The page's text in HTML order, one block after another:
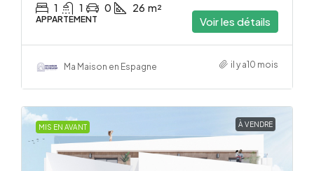
1 1 0 26 m²
APPARTEMENT Voir les détails
Ma Maison en Espagne il y a10 mois
MIS EN AVANT À VENDRE